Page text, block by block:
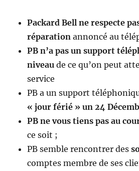
Packard Bell ne respecte
réparation annoncé au
PB n’a pas un support
niveau de ce qu’on peut
service
PB a un support
« jour férié » un 24
PB ne vous tiens pas au
ce soit ;
PB semble rencontrer des
comptes membre de ses